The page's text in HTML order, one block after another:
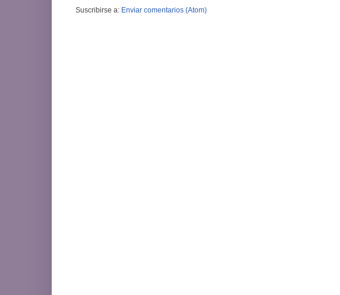
Suscribirse a: Enviar comentarios (Atom)